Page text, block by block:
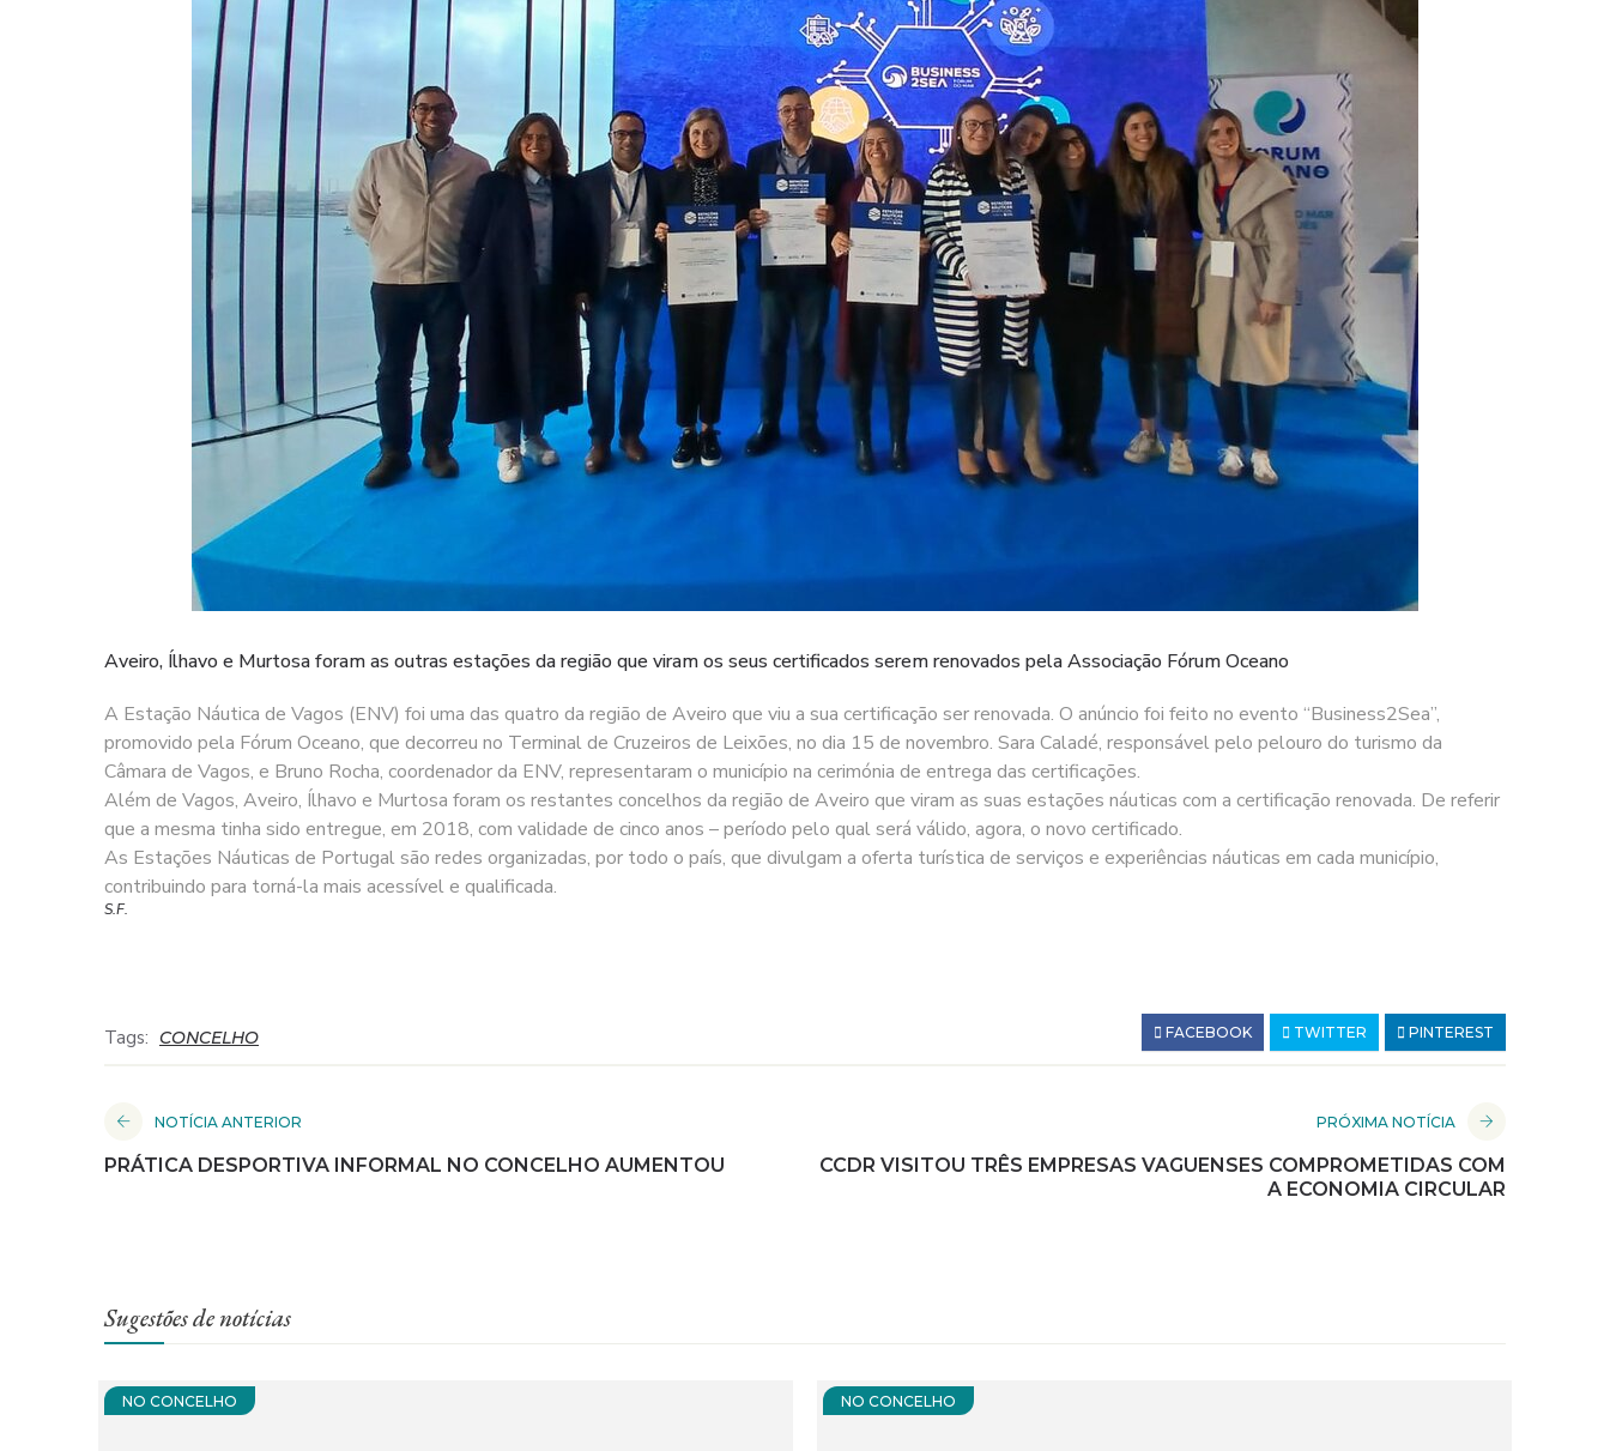
Aveiro, Ílhavo e Murtosa foram as outras estações da região que viram os seus certificados serem renovados pela Associação Fórum Oceano
A Estação Náutica de Vagos (ENV) foi uma das quatro da região de Aveiro que viu a sua certificação ser renovada. O anúncio foi feito no evento “Business2Sea”,
promovido pela Fórum Oceano, que decorreu no Terminal de Cruzeiros de Leixões, no dia 15 de novembro. Sara Caladé, responsável pelo pelouro do turismo da
Câmara de Vagos, e Bruno Rocha, coordenador da ENV, representaram o município na cerimónia de entrega das certificações.
Além de Vagos, Aveiro, Ílhavo e Murtosa foram os restantes concelhos da região de Aveiro que viram as suas estações náuticas com a certificação renovada. De referir
que a mesma tinha sido entregue, em 2018, com validade de cinco anos – período pelo qual será válido, agora, o novo certificado.
As Estações Náuticas de Portugal são redes organizadas, por todo o país, que divulgam a oferta turística de serviços e experiências náuticas em cada município,
contribuindo para torná-la mais acessível e qualificada.
S.F.
Tags: CONCELHO FACEBOOK TWITTER PINTEREST
NOTÍCIA ANTERIOR
PRÁTICA DESPORTIVA INFORMAL NO CONCELHO AUMENTOU
PRÓXIMA NOTÍCIA
CCDR VISITOU TRÊS EMPRESAS VAGUENSES COMPROMETIDAS COM
A ECONOMIA CIRCULAR
Sugestões de notícias
NO CONCELHO NO CONCELHO